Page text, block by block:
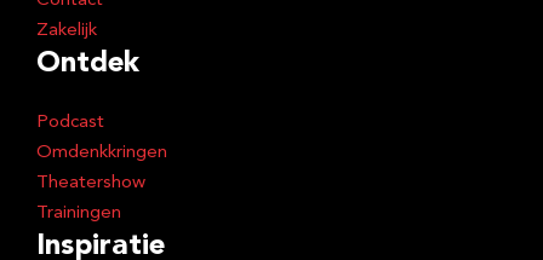
Zakelijk
Ontdek
Podcast
Omdenkkringen
Theatershow
Trainingen
Inspiratie